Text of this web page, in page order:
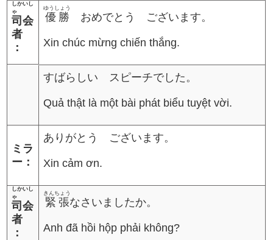
司会
者
しかいし
ゃ
：
優勝
ゆうしょう
おめでとう ございます。
Xin chúc mừng chiến thắng.
すばらしい スピーチでした。
Quả thật là một bài phát biểu tuyệt vời.
ミラ
ー：
ありがとう ございます。
Xin cảm ơn.
司会
者
しかいし
ゃ
：
緊張
きんちょう
なさいましたか。
Anh đã hồi hộp phải không?